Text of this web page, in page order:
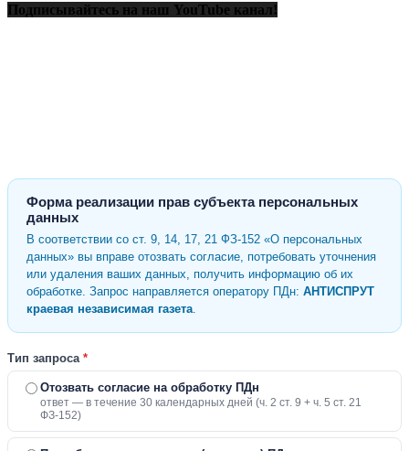
Подписывайтесь на наш YouTube канал!
Форма реализации прав субъекта персональных
данных
В соответствии со ст. 9, 14, 17, 21 ФЗ-152 «О персональных
данных» вы вправе отозвать согласие, потребовать уточнения
или удаления ваших данных, получить информацию об их
обработке. Запрос направляется оператору ПДн: АНТИСПРУТ
краевая независимая газета.
Тип запроса *
Отозвать согласие на обработку ПДн
ответ — в течение 30 календарных дней (ч. 2 ст. 9 + ч. 5 ст. 21
ФЗ-152)